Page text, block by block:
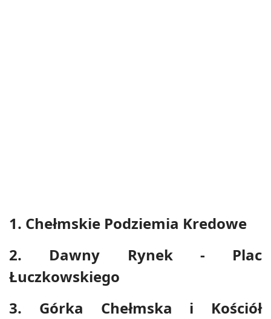
1. Chełmskie Podziemia Kredowe
2. Dawny Rynek - Plac
Łuczkowskiego
3. Górka Chełmska i Kościół